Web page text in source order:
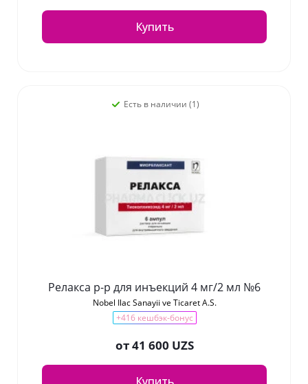
Купить
Есть в наличии (1)
Релакса р-р для инъекций 4 мг/2 мл №6
Nobel Ilac Sanayii ve Ticaret A.S.
+416 кешбэк-бонус
от41 600 UZS